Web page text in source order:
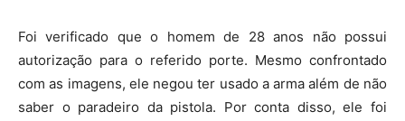
Foi verificado que o homem de 28 anos não possui
autorização para o referido porte. Mesmo confrontado
com as imagens, ele negou ter usado a arma além de não
saber o paradeiro da pistola. Por conta disso, ele foi